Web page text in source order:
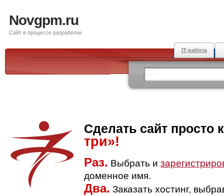
Novgpm.ru
Сайт в процессе разработки
IT-работа
Сделать сайт просто
три»!
Раз. Выбрать и
доменное имя.
Два. Заказать хостинг,